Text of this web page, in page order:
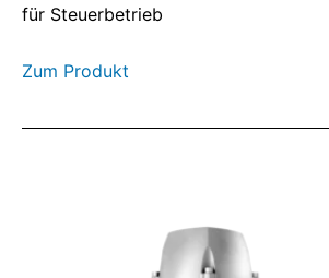
für Steuerbetrieb
Zum Produkt